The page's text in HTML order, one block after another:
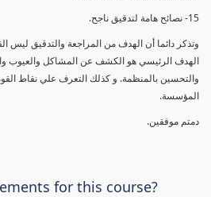
15- نصائح هامة لتدقيق ناجح.
وتذكر دائما أن الهدف من المراجعة والتدقيق ليس
الهدف الرئيسي هو الكشف عن المشاكل والعيوب
والتحسين بالمنظمة. و كذلك التعرف علي نقاط
المؤسسة.
دمتم موفقين.
for this course?